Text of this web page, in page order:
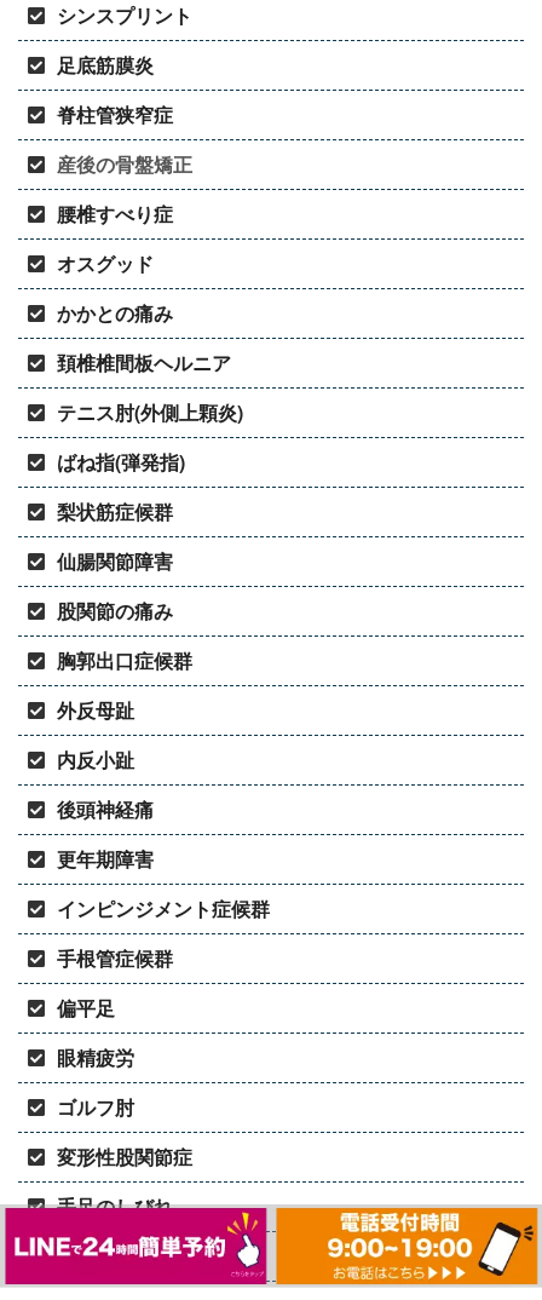
シンスプリント
足底筋膜炎
脊柱管狭窄症
産後の骨盤矯正
腰椎すべり症
オスグッド
かかとの痛み
頚椎椎間板ヘルニア
テニス肘(外側上顆炎)
ばね指(弾発指)
梨状筋症候群
仙腸関節障害
股関節の痛み
胸郭出口症候群
外反母趾
内反小趾
後頭神経痛
更年期障害
インピンジメント症候群
手根管症候群
偏平足
眼精疲労
ゴルフ肘
変形性股関節症
手足のしびれ
腸脛靭帯炎(ランナー膝)